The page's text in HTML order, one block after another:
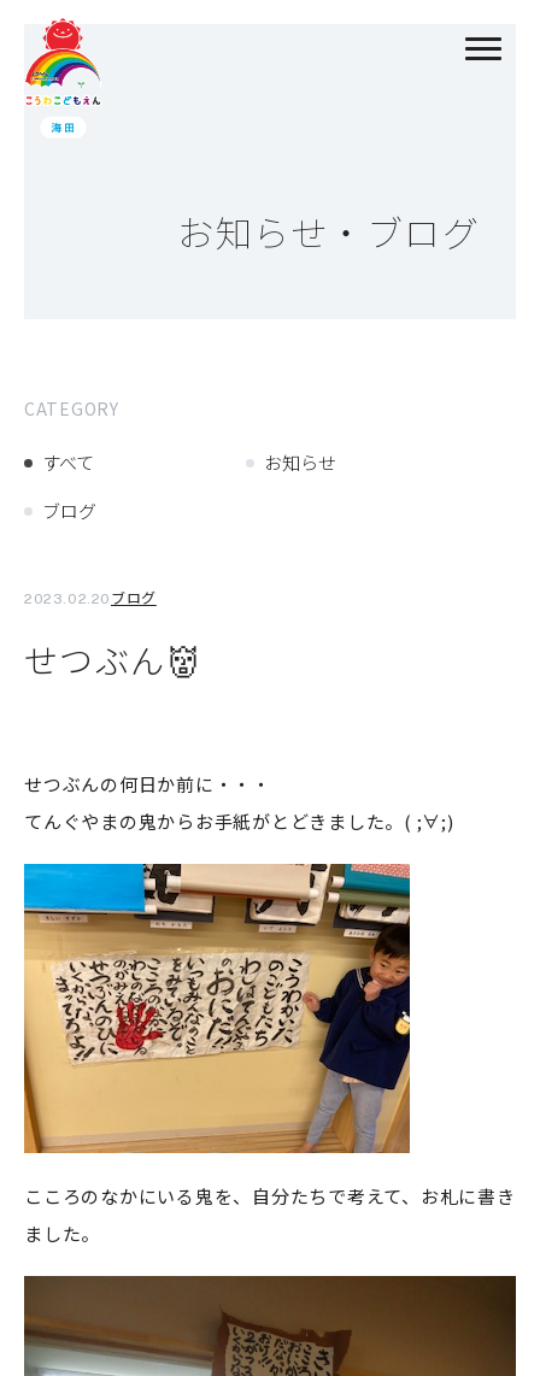
お知らせ・ブログ
CATEGORY
すべて
お知らせ
ブログ
2023.02.20 ブログ
せつぶん👹
せつぶんの何日か前に・・・
てんぐやまの鬼からお手紙がとどきました。( ;∀;)
こころのなかにいる鬼を、自分たちで考えて、お札に書き
ました。